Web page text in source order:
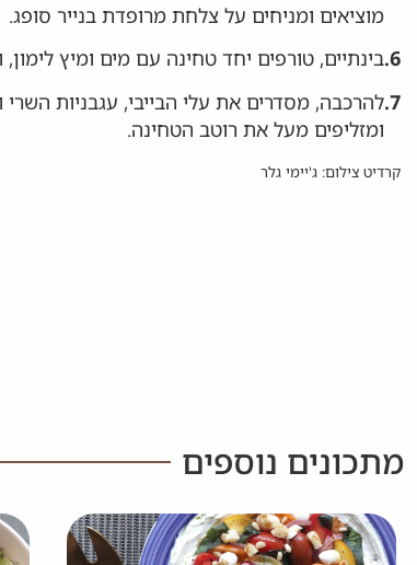
מוציאים ומניחים על צלחת מרופדת בנייר סופג.
6. בינתיים, טורפים יחד טחינה עם מים ומיץ
7. להרכבה, מסדרים את עלי הבייבי, עגבניות
ומזליפים מעל את רוטב הטחינה.
קרדיט צילום: ג'יימי גלר
מתכונים נוספים